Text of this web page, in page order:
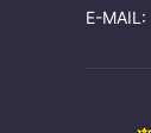
E-MAIL: